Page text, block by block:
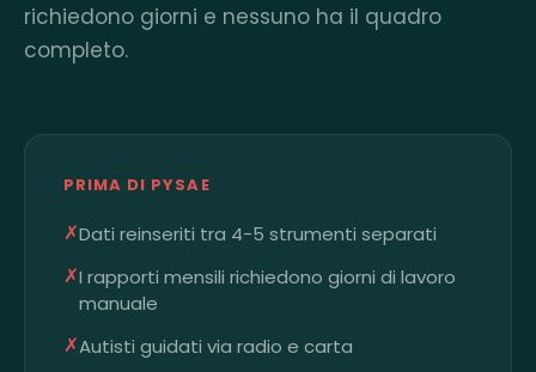
richiedono giorni e nessuno ha il quadro
completo.
PRIMA DI PYSAE
✗Dati reinseriti tra 4-5 strumenti separati
✗I rapporti mensili richiedono giorni di lavoro
manuale
✗Autisti guidati via radio e carta